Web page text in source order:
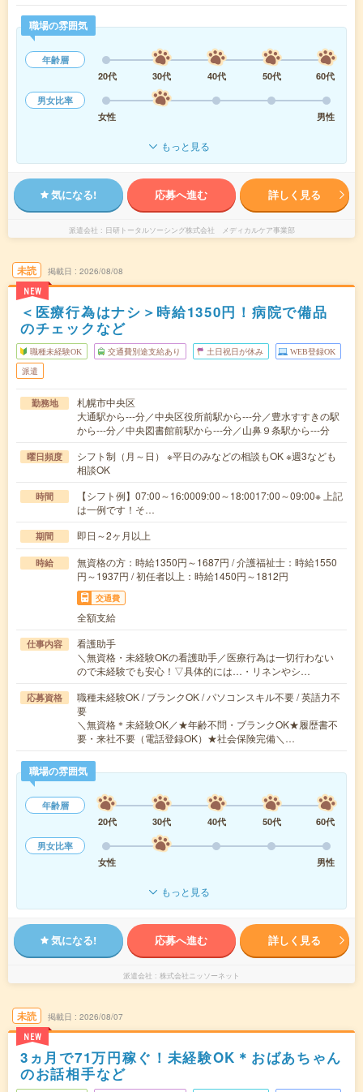
職場の雰囲気
年齢層
20代
30代 40代 50代
60代
男女比率
女性
男性
もっと見る
気になる! 応募へ進む 詳しく見る
派遣会社 日研トータルソーシング株式会社 メディカルケア事業部
未読
NEW
掲載日 2026/08/08
＜医療行為はナシ＞時給1350円！病院で備品
のチェックなど
職種未経験OK 交通費別途支給あり 土日祝日が休み WEB登録OK
派遣
勤務地
札幌市中央区
大通駅から---分／中央区役所前駅から---分／豊水すすきの駅
から---分／中央図書館前駅から---分／山鼻９条駅から---分
曜日頻度
シフト制（月～日） ※平日のみなどの相談もOK ※週3なども
相談OK
時間
【シフト例】07:00～16:0009:00～18:0017:00～09:00※ 上記
は一例です！そ…
期間 即日～2ヶ月以上
時給
無資格の方：時給1350円～1687円 / 介護福祉士：時給1550
円～1937円 / 初任者以上：時給1450円～1812円
交通費
全額支給
仕事内容
看護助手
＼無資格・未経験OKの看護助手／医療行為は一切行わない
ので未経験でも安心！▽具体的には…・リネンやシ…
応募資格
職種未経験OK / ブランクOK / パソコンスキル不要 / 英語力不
要
＼無資格＊未経験OK／★年齢不問・ブランクOK★履歴書不
要・来社不要（電話登録OK）★社会保険完備＼…
職場の雰囲気
年齢層
20代
30代 40代 50代
60代
男女比率
女性
男性
もっと見る
気になる! 応募へ進む 詳しく見る
派遣会社 株式会社ニッソーネット
未読
NEW
掲載日 2026/08/07
3ヵ月で71万円稼ぐ！未経験OK＊おばあちゃん
のお話相手など